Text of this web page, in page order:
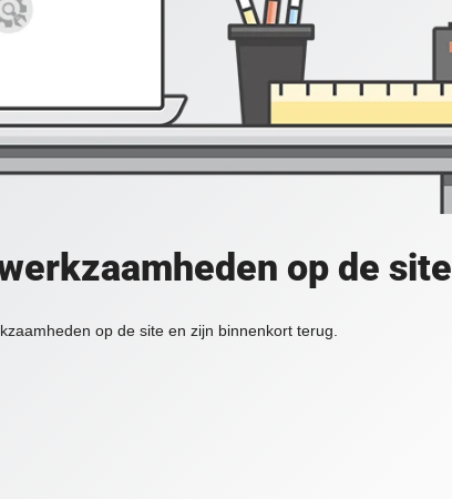
op de site
op de site en zijn binnenkort terug.